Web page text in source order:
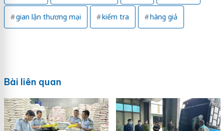
gian lận thương mại kiểm tra hàng giả
Bài liên quan